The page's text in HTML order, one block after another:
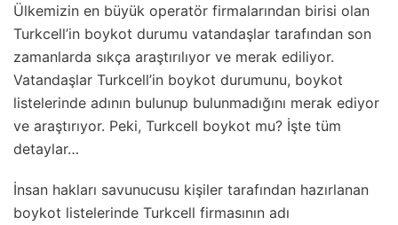
Ülkemizin en büyük operatör firmalarından birisi olan
Turkcell’in boykot durumu vatandaşlar tarafından son
zamanlarda sıkça araştırılıyor ve merak ediliyor.
Vatandaşlar Turkcell’in boykot durumunu, boykot
listelerinde adının bulunup bulunmadığını merak ediyor
ve araştırıyor. Peki, Turkcell boykot mu? İşte tüm
detaylar…
İnsan hakları savunucusu kişiler tarafından hazırlanan
boykot listelerinde Turkcell firmasının adı